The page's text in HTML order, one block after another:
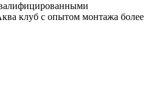
клуб с опытом монтажа более